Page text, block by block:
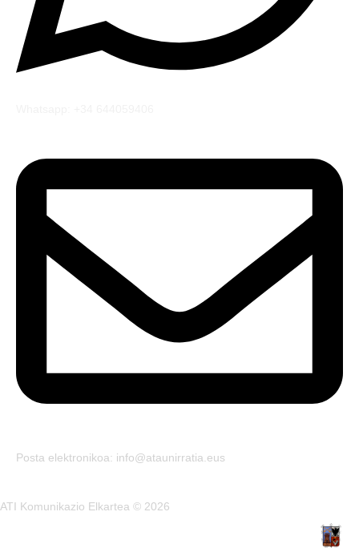
Posta elektronikoa: info@ataunirratia.eus
ATI Komunikazio Elkartea © 2026